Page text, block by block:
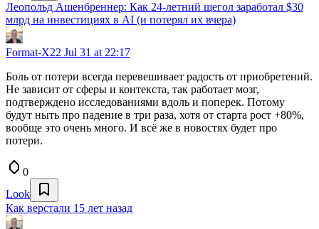
Леопольд Ашенбреннер: Как 24-летний щегол заработал $30
млрд на инвестициях в AI (и потерял их вчера)
Format-X22 Jul 31 at 22:17
Боль от потери всегда перевешивает радость от приобретений.
Не зависит от сферы и контекста, так работает мозг,
подтверждено исследованиями вдоль и поперек. Потому
будут ныть про падение в три раза, хотя от старта рост +80%,
вообще это очень много. И всё же в новостях будет про
потери.
0
Look
Как верстали 15 лет назад